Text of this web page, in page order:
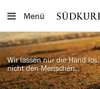
Menü
Wir lassen nur die Hand los,
nicht den Menschen.